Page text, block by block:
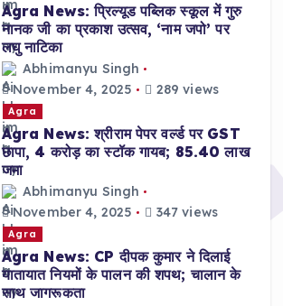
Agra News: प्रिल्यूड पब्लिक स्कूल में गुरु
नानक जी का प्रकाश उत्सव, ‘नाम जपो’ पर
लघु नाटिका
Abhimanyu Singh
November 4, 2025
289 views
Agra
Agra News: श्रीराम पेपर वर्ल्ड पर GST
छापा, 4 करोड़ का स्टॉक गायब; 85.40 लाख
जमा
Abhimanyu Singh
November 4, 2025
347 views
Agra
Agra News: CP दीपक कुमार ने दिलाई
यातायात नियमों के पालन की शपथ; चालान के
साथ जागरूकता